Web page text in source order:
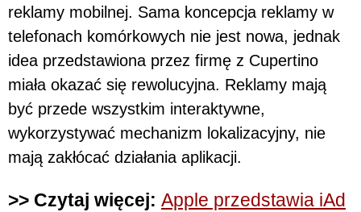
reklamy mobilnej. Sama koncepcja reklamy w
telefonach komórkowych nie jest nowa, jednak
idea przedstawiona przez firmę z Cupertino
miała okazać się rewolucyjna. Reklamy mają
być przede wszystkim interaktywne,
wykorzystywać mechanizm lokalizacyjny, nie
mają zakłócać działania aplikacji.
>> Czytaj więcej: Apple przedstawia iAd